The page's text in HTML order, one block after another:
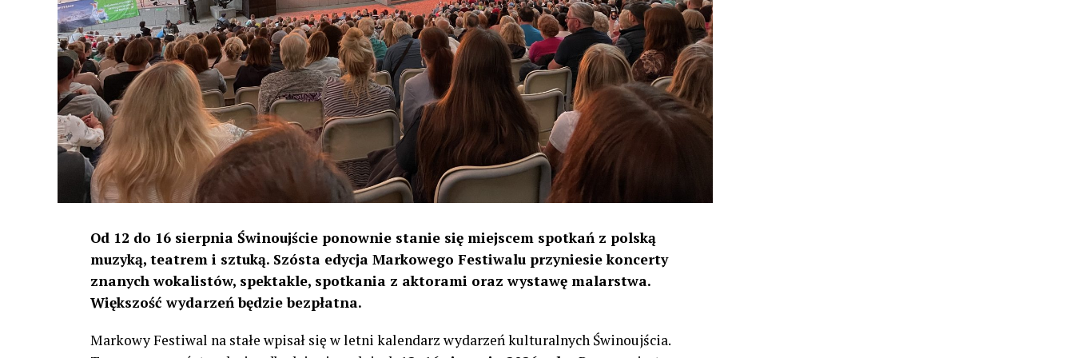
Od 12 do 16 sierpnia Świnoujście ponownie stanie się miejscem spotkań z polską
muzyką, teatrem i sztuką. Szósta edycja Markowego Festiwalu przyniesie koncerty
znanych wokalistów, spektakle, spotkania z aktorami oraz wystawę malarstwa.
Większość wydarzeń będzie bezpłatna.
Markowy Festiwal na stałe wpisał się w letni kalendarz wydarzeń kulturalnych Świnoujścia.